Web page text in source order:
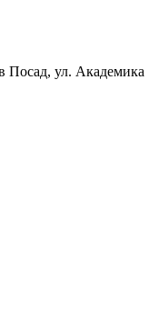
Посад, ул. Академика